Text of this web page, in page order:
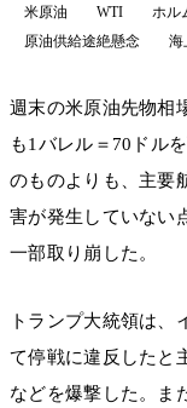
米原油 WTI ホル
原油供給途絶懸念
海
週末の米原油先物相
も1バレル＝70ドル
のものよりも、主要
害が発生していない
一部取り崩した。
トランプ大統領は、
て停戦に違反したと
などを爆撃した。ま